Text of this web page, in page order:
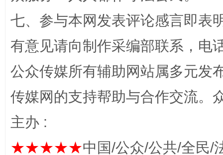
完善运行机制助力责任有效落实 一纸欠
七、参与本网发表评论感言即表
有意见请向制作采编部联系，电
公众传媒所有辅助网站属多元发
传媒网的支持帮助与合作交流。
主办 :
★★★★★中国/公众/公共/全民/